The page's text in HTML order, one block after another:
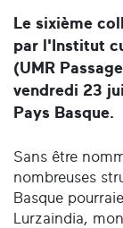
Le sixième
par l'Institut
(UMR
vendredi 23
Pays Basque.
Sans être
nombreuses
Basque
Lurzaindia,